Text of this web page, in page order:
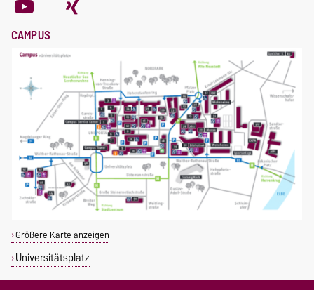
CAMPUS
Größere Karte anzeigen
Universitätsplatz